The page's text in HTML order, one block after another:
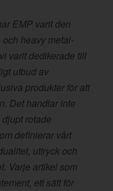
EMP varit den
heavy metal-
varit dedikerade till
utbud av
produkter för att
Det handlar inte
rotade
definierar vårt
uttryck och
Varje artikel som
ett sätt för